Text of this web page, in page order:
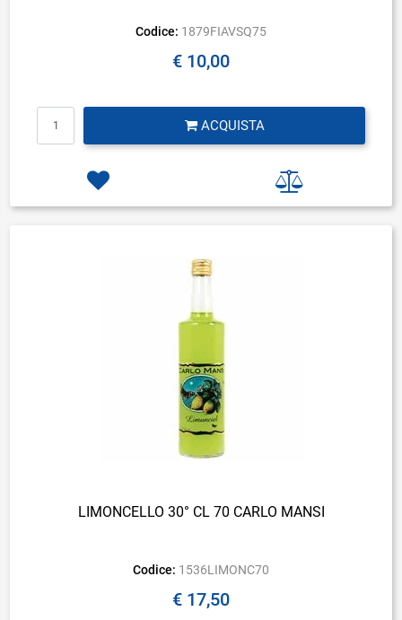
Codice: 1879FIAVSQ75
€ 10,00
ACQUISTA
LIMONCELLO 30° CL 70 CARLO MANSI
Codice: 1536LIMONC70
€ 17,50